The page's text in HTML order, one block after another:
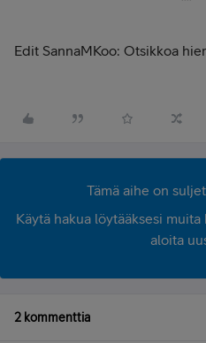
Edit SannaMKoo: Otsikkoa
Tämä aihe on
Käytä hakua löytääksesi
aloita
2 kommenttia